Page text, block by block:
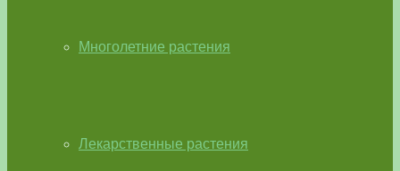
Многолетние растения
Лекарственные растения